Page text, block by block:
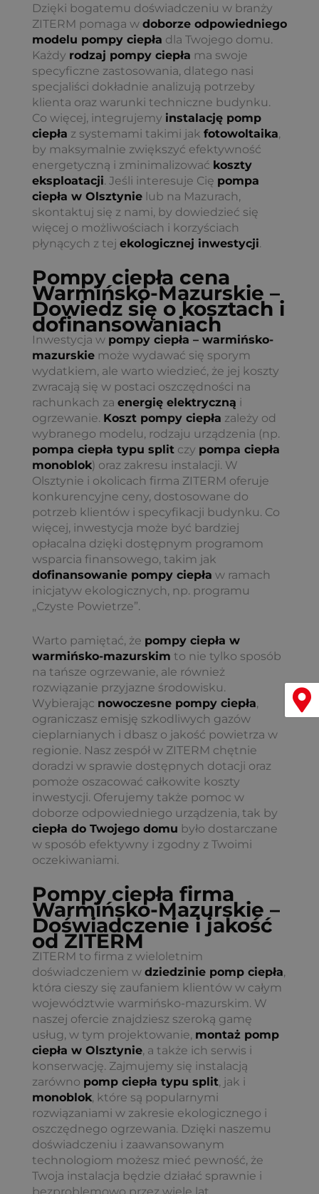
Dzięki bogatemu doświadczeniu w branży
ZITERM pomaga w doborze odpowiedniego
modelu pompy ciepła dla Twojego domu.
Każdy rodzaj pompy ciepła ma swoje
specyficzne zastosowania, dlatego nasi
specjaliści dokładnie analizują potrzeby
klienta oraz warunki techniczne budynku.
Co więcej, integrujemy instalację pomp
ciepła z systemami takimi jak fotowoltaika,
by maksymalnie zwiększyć efektywność
energetyczną i zminimalizować koszty
eksploatacji. Jeśli interesuje Cię pompa
ciepła w Olsztynie lub na Mazurach,
skontaktuj się z nami, by dowiedzieć się
więcej o możliwościach i korzyściach
płynących z tej ekologicznej inwestycji.
Pompy ciepła cena
Warmińsko-Mazurskie –
Dowiedz się o kosztach i
dofinansowaniach
Inwestycja w pompy ciepła – warmińsko-
mazurskie może wydawać się sporym
wydatkiem, ale warto wiedzieć, że jej koszty
zwracają się w postaci oszczędności na
rachunkach za energię elektryczną i
ogrzewanie. Koszt pompy ciepła zależy od
wybranego modelu, rodzaju urządzenia (np.
pompa ciepła typu split czy pompa ciepła
monoblok) oraz zakresu instalacji. W
Olsztynie i okolicach firma ZITERM oferuje
konkurencyjne ceny, dostosowane do
potrzeb klientów i specyfikacji budynku. Co
więcej, inwestycja może być bardziej
opłacalna dzięki dostępnym programom
wsparcia finansowego, takim jak
dofinansowanie pompy ciepła w ramach
inicjatyw ekologicznych, np. programu
„Czyste Powietrze”.
Warto pamiętać, że pompy ciepła w
warmińsko-mazurskim to nie tylko sposób
na tańsze ogrzewanie, ale również
rozwiązanie przyjazne środowisku.
Wybierając nowoczesne pompy ciepła,
ograniczasz emisję szkodliwych gazów
cieplarnianych i dbasz o jakość powietrza w
regionie. Nasz zespół w ZITERM chętnie
doradzi w sprawie dostępnych dotacji oraz
pomoże oszacować całkowite koszty
inwestycji. Oferujemy także pomoc w
doborze odpowiedniego urządzenia, tak by
ciepła do Twojego domu było dostarczane
w sposób efektywny i zgodny z Twoimi
oczekiwaniami.
Pompy ciepła firma
Warmińsko-Mazurskie –
Doświadczenie i jakość
od ZITERM
ZITERM to firma z wieloletnim
doświadczeniem w dziedzinie pomp ciepła,
która cieszy się zaufaniem klientów w całym
województwie warmińsko-mazurskim. W
naszej ofercie znajdziesz szeroką gamę
usług, w tym projektowanie, montaż pomp
ciepła w Olsztynie, a także ich serwis i
konserwację. Zajmujemy się instalacją
zarówno pomp ciepła typu split, jak i
monoblok, które są popularnymi
rozwiązaniami w zakresie ekologicznego i
oszczędnego ogrzewania. Dzięki naszemu
doświadczeniu i zaawansowanym
technologiom możesz mieć pewność, że
Twoja instalacja będzie działać sprawnie i
Menu